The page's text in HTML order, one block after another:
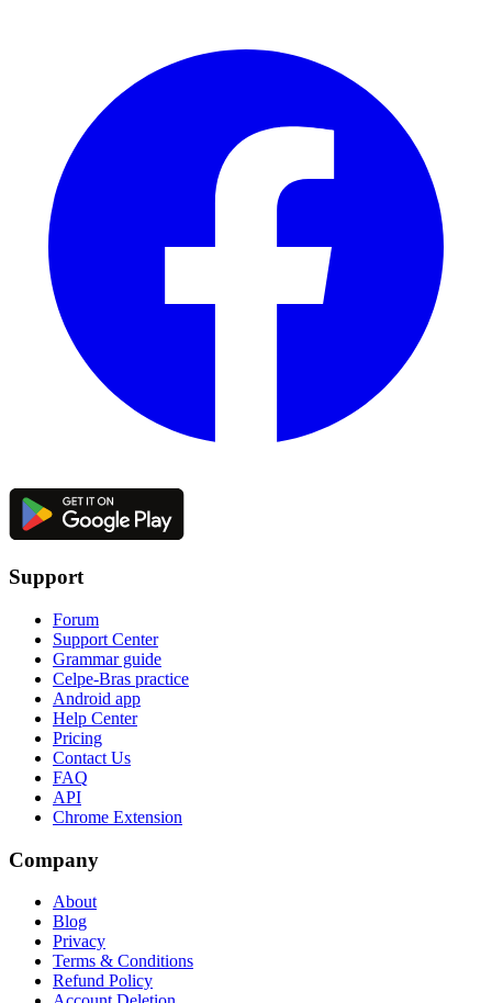
Support
Forum
Support Center
Grammar guide
Celpe-Bras practice
Android app
Help Center
Pricing
Contact Us
FAQ
API
Chrome Extension
Company
About
Blog
Privacy
Terms & Conditions
Refund Policy